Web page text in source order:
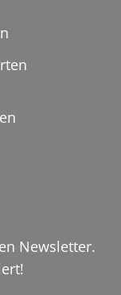
Newsletter.